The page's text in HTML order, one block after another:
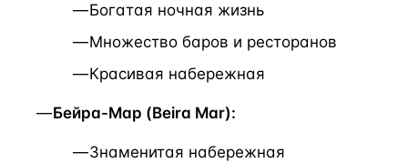
Богатая ночная жизнь
Множество баров и ресторанов
Красивая набережная
Бейра-Мар (Beira Mar):
Знаменитая набережная